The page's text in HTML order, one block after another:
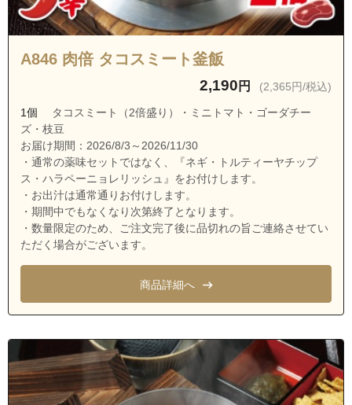
茨城県牛久市栄町３丁目
茨城県牛久市栄町５丁目
茨城県牛久市中央１丁目
茨城県牛久市中央２丁目
茨城県牛久市中央３丁目
茨城県牛久市中央４丁目
茨城県牛久市中央５丁目
茨城県牛久市刈谷町１丁目
茨城県牛久市刈谷町２丁目
茨城県牛久市刈谷町３丁目
茨城県牛久市刈谷町４丁目
茨城県牛久市刈谷町５丁目
茨城県牛久市田宮町
茨城県牛久市田宮２丁目
A846 肉倍 タコスミート釜飯
2,190 円 (2,365円/税込)
1個
タコスミート（2倍盛り）・ミニトマト・ゴーダチー
ズ・枝豆
お届け期間：2026/8/3～2026/11/30
・通常の薬味セットではなく、『ネギ・トルティーヤチップ
ス・ハラペーニョレリッシュ』をお付けします。
・お出汁は通常通りお付けします。
・期間中でもなくなり次第終了となります。
・数量限定のため、ご注文完了後に品切れの旨ご連絡させてい
ただく場合がございます。
商品詳細へ